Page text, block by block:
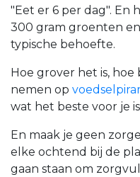
"Eet er 6 per dag". En
300 gram groenten
typische behoefte.
Hoe grover het is,
nemen op
wat het beste voor je
En maak je geen
elke ochtend bij de
gaan staan om